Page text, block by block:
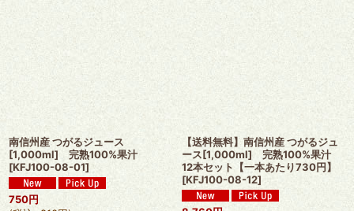
南信州産 つがるジュース
[1,000ml] 完熟100%果汁
[KFJ100-08-01]
750円
【送料無料】南信州産 つがるジュ
ース[1,000ml] 完熟100%果汁
12本セット【一本あたり730円】
[KFJ100-08-12]